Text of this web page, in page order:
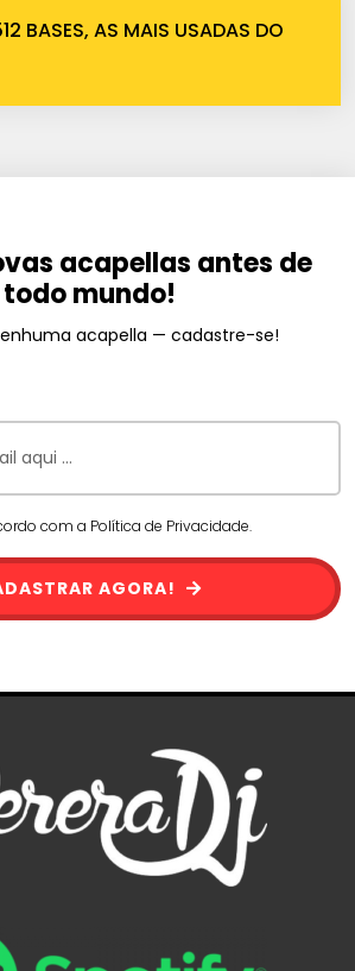
BASES, AS MAIS USADAS DO
acapellas antes de
todo mundo!
acapella — cadastre-se!
com a Política de Privacidade.
AGORA!